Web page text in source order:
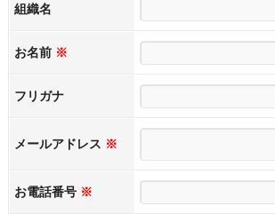
組織名
お名前 ※
フリガナ
メールアドレス ※
お電話番号 ※